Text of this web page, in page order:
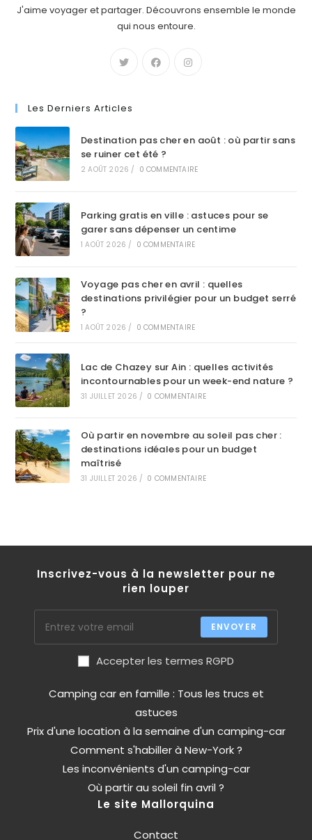
J'aime voyager et partager. Découvrons ensemble le monde
qui nous entoure.
Les Derniers Articles
Destination pas cher en août : où partir sans
se ruiner cet été ?
2 AOÛT 2026 / 0 COMMENTAIRE
Parking gratis en ville : astuces pour se
garer sans dépenser un centime
1 AOÛT 2026 / 0 COMMENTAIRE
Voyage pas cher en avril : quelles
destinations privilégier pour un budget serré
?
1 AOÛT 2026 / 0 COMMENTAIRE
Lac de Chazey sur Ain : quelles activités
incontournables pour un week-end nature ?
31 JUILLET 2026 / 0 COMMENTAIRE
Où partir en novembre au soleil pas cher :
destinations idéales pour un budget
maîtrisé
31 JUILLET 2026 / 0 COMMENTAIRE
Inscrivez-vous à la newsletter pour ne
rien louper
ENVOYER
Accepter les termes RGPD
Camping car en famille : Tous les trucs et
astuces
Prix d'une location à la semaine d'un camping-car
Comment s'habiller à New-York ?
Les inconvénients d'un camping-car
Où partir au soleil fin avril ?
Le site Mallorquina
Contact